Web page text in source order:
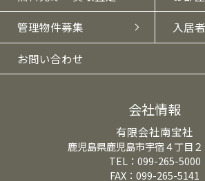
管理物件募集 入居
お問い合わせ
会社情報
有限会社南宝社
鹿児島県鹿児島市宇宿４丁目
TEL：099-265-5000
FAX：099-265-5141